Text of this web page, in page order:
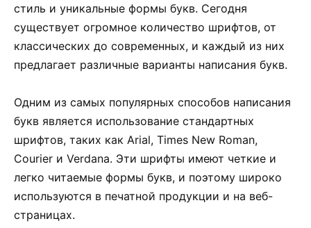
стиль и уникальные формы букв. Сегодня
существует огромное количество шрифтов, от
классических до современных, и каждый из них
предлагает различные варианты написания букв.
Одним из самых популярных способов написания
букв является использование стандартных
шрифтов, таких как Arial, Times New Roman,
Courier и Verdana. Эти шрифты имеют четкие и
легко читаемые формы букв, и поэтому широко
используются в печатной продукции и на веб-
страницах.